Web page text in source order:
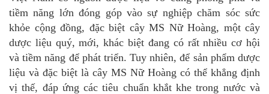
tiềm năng lớn đóng góp vào sự nghiệp chăm sóc sức
khỏe cộng đồng, đặc biệt cây MS Nữ Hoàng, một cây
dược liệu quý, mới, khác biệt đang có rất nhiều cơ hội
và tiềm năng để phát triển. Tuy nhiên, để sản phẩm dược
liệu và đặc biệt là cây MS Nữ Hoàng có thể khẳng định
vị thế, đáp ứng các tiêu chuẩn khắt khe trong nước và